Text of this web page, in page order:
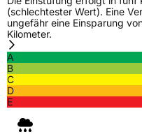
(schlechtester Wert). Eine
ungefähr eine Einsparung
Kilometer.
A
B
C
D
E